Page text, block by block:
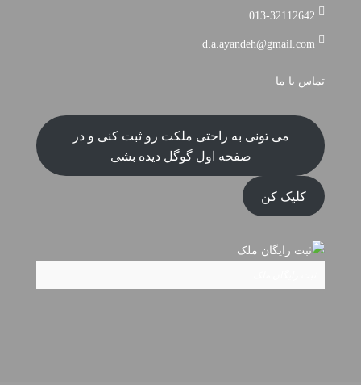
013-32112642
d.a.ayandeh@gmail.com
تماس با ما
می تونی به راحتی ملکت رو ثبت کنی و در
صفحه اول گوگل دیده بشی
کلیک کن